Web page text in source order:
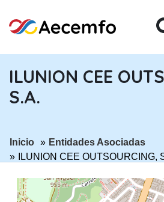
ILUNION CEE
S.A.
ir a página:
Inicio ir a página:
Entidades Asociadas
ILUNION CEE OUTSOURCING,